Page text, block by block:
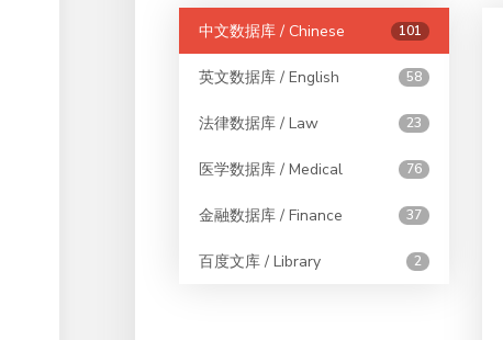
中文数据库 / Chinese 101
英文数据库 / English 58
法律数据库 / Law 23
医学数据库 / Medical 76
金融数据库 / Finance 37
百度文库 / Library 2